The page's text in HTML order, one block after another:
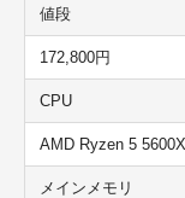
値段
172,800円
CPU
AMD Ryzen 5 5600X
メインメモリ